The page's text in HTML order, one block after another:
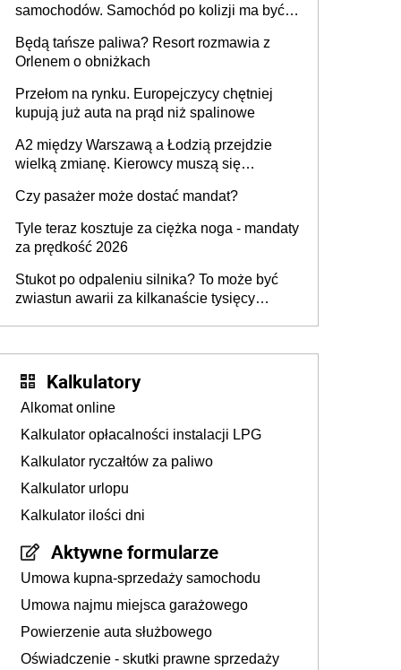
samochodów. Samochód po kolizji ma być
technologią producenta
Będą tańsze paliwa? Resort rozmawia z
Orlenem o obniżkach
Przełom na rynku. Europejczycy chętniej
kupują już auta na prąd niż spalinowe
A2 między Warszawą a Łodzią przejdzie
wielką zmianę. Kierowcy muszą się
Czy pasażer może dostać mandat?
Tyle teraz kosztuje za ciężka noga - mandaty
za prędkość 2026
Stukot po odpaleniu silnika? To może być
zwiastun awarii za kilkanaście tysięcy
Kalkulatory
Alkomat online
Kalkulator opłacalności instalacji LPG
Kalkulator ryczałtów za paliwo
Kalkulator urlopu
Kalkulator ilości dni
Aktywne formularze
Umowa kupna-sprzedaży samochodu
Umowa najmu miejsca garażowego
Powierzenie auta służbowego
Oświadczenie - skutki prawne sprzedaży